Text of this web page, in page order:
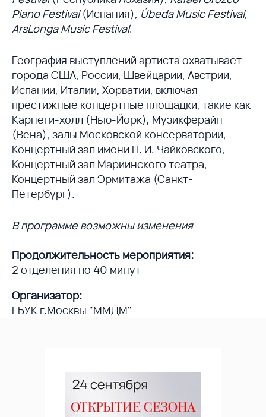
Piano Festival(Испания), Úbeda Music Festival,
ArsLonga Music Festival.
География выступлений артиста охватывает
города США, России, Швейцарии, Австрии,
Испании, Италии, Хорватии, включая
престижные концертные площадки, такие как
Карнеги-холл (Нью-Йорк), Музикферайн
(Вена), залы Московской консерватории,
Концертный зал имени П. И. Чайковского,
Концертный зал Мариинского театра,
Концертный зал Эрмитажа (Санкт-
Петербург).
В программе возможны изменения
Продолжительность мероприятия:
2 отделения по 40 минут
Организатор:
ГБУК г.Москвы "ММДМ"